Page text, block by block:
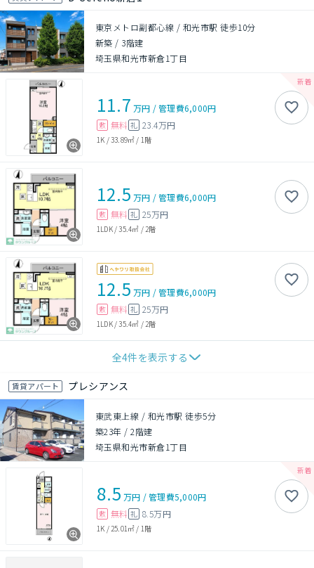
東京メトロ副都心線 / 和光市駅 徒歩10分
新築 / 3階建
埼玉県和光市新倉1丁目
11.7 万円 /管理費6,000円
敷 無料 礼 23.4万円
1K /33.89㎡ / 1階
12.5 万円 /管理費6,000円
敷 無料 礼 25万円
1LDK/35.4㎡ / 2階
12.5 万円 /管理費6,000円
敷 無料 礼 25万円
1LDK/35.4㎡ /2階
全4件を表示する
賃貸アパート プレシアンス
東武東上線 / 和光市駅 徒歩5分
築23年 /2階建
埼玉県和光市新倉1丁目
8.5 万円 /管理費5,000円
敷 無料 礼 8.5万円
1K / 25.01㎡ / 1階